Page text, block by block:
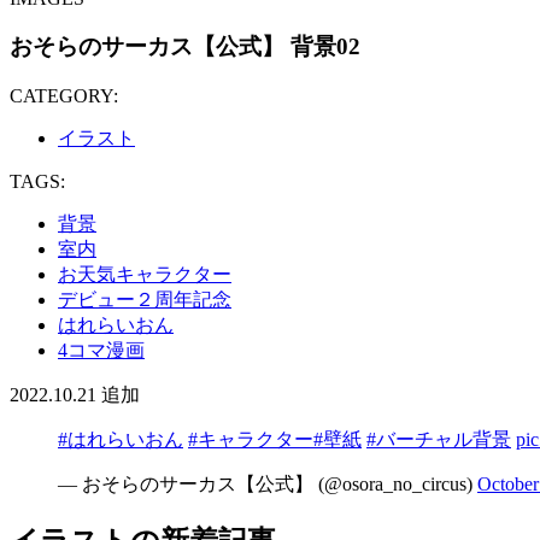
おそらのサーカス【公式】 背景02
CATEGORY:
イラスト
TAGS:
背景
室内
お天気キャラクター
デビュー２周年記念
はれらいおん
4コマ漫画
2022.10.21 追加
#はれらいおん #キャラクター#壁紙 #バーチャル背景
— おそらのサーカス【公式】 (@osora_no_circus)